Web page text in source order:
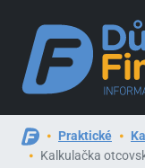
Praktické
Kalkulačka